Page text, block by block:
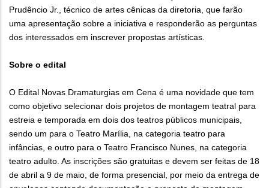
Prudêncio Jr., técnico de artes cênicas da diretoria, que farão
uma apresentação sobre a iniciativa e responderão as perguntas
dos interessados em inscrever propostas artísticas.
Sobre o edital
O Edital Novas Dramaturgias em Cena é uma novidade que tem
como objetivo selecionar dois projetos de montagem teatral para
estreia e temporada em dois dos teatros públicos municipais,
sendo um para o Teatro Marília, na categoria teatro para
infâncias, e outro para o Teatro Francisco Nunes, na categoria
teatro adulto. As inscrições são gratuitas e devem ser feitas de 18
de abril a 9 de maio, de forma presencial, por meio da entrega de